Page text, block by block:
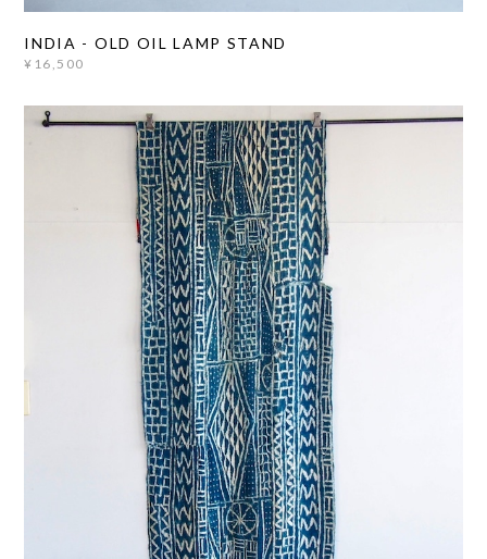
INDIA - OLD OIL LAMP STAND
¥16,500